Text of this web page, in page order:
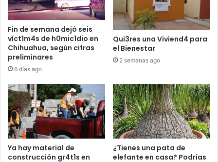
Fin de semana dejó seis
víct1m4s de h0mic1dio en
Chihuahua, según cifras
preliminares
6 días ago
Qui3res una Viviend4 para
el Bienestar
2 semanas ago
Ya hay material de
construcción gr4t1s en
¿Tienes una pata de
elefante en casa? Podrías